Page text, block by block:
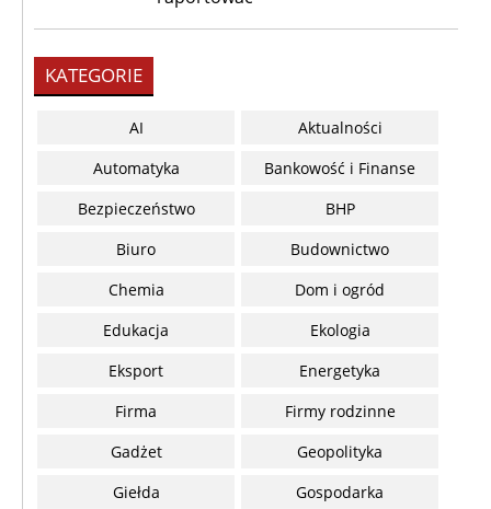
KATEGORIE
AI
Aktualności
Automatyka
Bankowość i Finanse
Bezpieczeństwo
BHP
Biuro
Budownictwo
Chemia
Dom i ogród
Edukacja
Ekologia
Eksport
Energetyka
Firma
Firmy rodzinne
Gadżet
Geopolityka
Giełda
Gospodarka